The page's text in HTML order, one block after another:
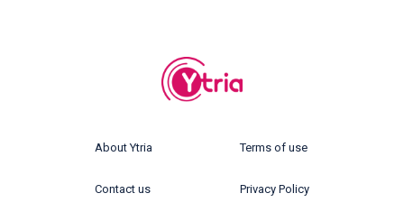
About Ytria
Contact us
Terms of use
Privacy Policy